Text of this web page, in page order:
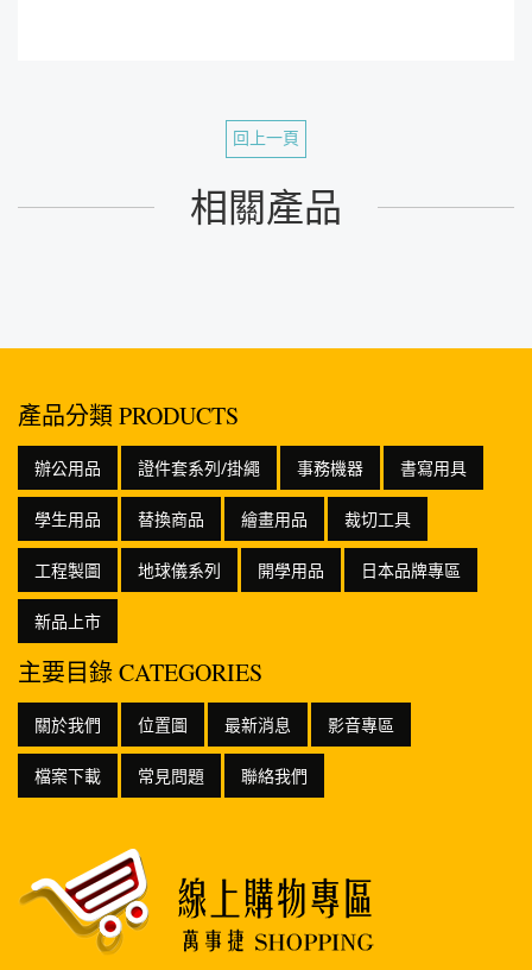
回上一頁
相關產品
產品分類 PRODUCTS
辦公用品 證件套系列/掛繩 事務機器 書寫用具
學生用品 替換商品 繪畫用品 裁切工具
工程製圖 地球儀系列 開學用品 日本品牌專區
新品上市
主要目錄 CATEGORIES
關於我們 位置圖 最新消息 影音專區
檔案下載 常見問題 聯絡我們